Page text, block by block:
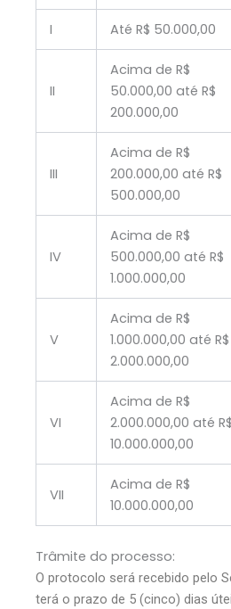
I Até R$ 50.000,00
II
Acima de R$
50.000,00 até R$
200.000,00
III
Acima de R$
200.000,00 até R$
500.000,00
IV
Acima de R$
500.000,00 até R$
1.000.000,00
V
Acima de R$
1.000.000,00 até R$
2.000.000,00
VI
Acima de R$
2.000.000,00 até R$
10.000.000,00
VII
Acima de R$
10.000.000,00
Trâmite do processo:
O protocolo será recebido pelo
terá o prazo de 5 (cinco) dias